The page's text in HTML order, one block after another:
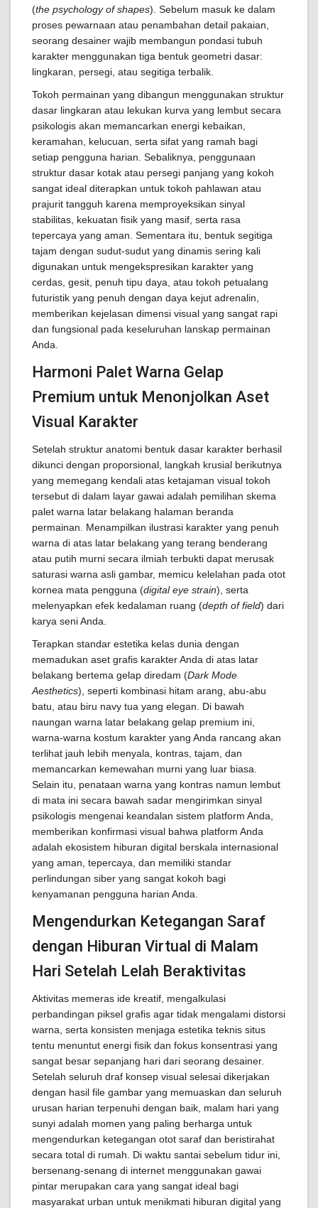
(the psychology of shapes). Sebelum masuk ke dalam
proses pewarnaan atau penambahan detail pakaian,
seorang desainer wajib membangun pondasi tubuh
karakter menggunakan tiga bentuk geometri dasar:
lingkaran, persegi, atau segitiga terbalik.
Tokoh permainan yang dibangun menggunakan struktur
dasar lingkaran atau lekukan kurva yang lembut secara
psikologis akan memancarkan energi kebaikan,
keramahan, kelucuan, serta sifat yang ramah bagi
setiap pengguna harian. Sebaliknya, penggunaan
struktur dasar kotak atau persegi panjang yang kokoh
sangat ideal diterapkan untuk tokoh pahlawan atau
prajurit tangguh karena memproyeksikan sinyal
stabilitas, kekuatan fisik yang masif, serta rasa
tepercaya yang aman. Sementara itu, bentuk segitiga
tajam dengan sudut-sudut yang dinamis sering kali
digunakan untuk mengekspresikan karakter yang
cerdas, gesit, penuh tipu daya, atau tokoh petualang
futuristik yang penuh dengan daya kejut adrenalin,
memberikan kejelasan dimensi visual yang sangat rapi
dan fungsional pada keseluruhan lanskap permainan
Anda.
Harmoni Palet Warna Gelap
Premium untuk Menonjolkan Aset
Visual Karakter
Setelah struktur anatomi bentuk dasar karakter berhasil
dikunci dengan proporsional, langkah krusial berikutnya
yang memegang kendali atas ketajaman visual tokoh
tersebut di dalam layar gawai adalah pemilihan skema
palet warna latar belakang halaman beranda
permainan. Menampilkan ilustrasi karakter yang penuh
warna di atas latar belakang yang terang benderang
atau putih murni secara ilmiah terbukti dapat merusak
saturasi warna asli gambar, memicu kelelahan pada otot
kornea mata pengguna (digital eye strain), serta
melenyapkan efek kedalaman ruang (depth of field) dari
karya seni Anda.
Terapkan standar estetika kelas dunia dengan
memadukan aset grafis karakter Anda di atas latar
belakang bertema gelap diredam (Dark Mode
Aesthetics), seperti kombinasi hitam arang, abu-abu
batu, atau biru navy tua yang elegan. Di bawah
naungan warna latar belakang gelap premium ini,
warna-warna kostum karakter yang Anda rancang akan
terlihat jauh lebih menyala, kontras, tajam, dan
memancarkan kemewahan murni yang luar biasa.
Selain itu, penataan warna yang kontras namun lembut
di mata ini secara bawah sadar mengirimkan sinyal
psikologis mengenai keandalan sistem platform Anda,
memberikan konfirmasi visual bahwa platform Anda
adalah ekosistem hiburan digital berskala internasional
yang aman, tepercaya, dan memiliki standar
perlindungan siber yang sangat kokoh bagi
kenyamanan pengguna harian Anda.
Mengendurkan Ketegangan Saraf
dengan Hiburan Virtual di Malam
Hari Setelah Lelah Beraktivitas
Aktivitas memeras ide kreatif, mengalkulasi
perbandingan piksel grafis agar tidak mengalami distorsi
warna, serta konsisten menjaga estetika teknis situs
tentu menuntut energi fisik dan fokus konsentrasi yang
sangat besar sepanjang hari dari seorang desainer.
Setelah seluruh draf konsep visual selesai dikerjakan
dengan hasil file gambar yang memuaskan dan seluruh
urusan harian terpenuhi dengan baik, malam hari yang
sunyi adalah momen yang paling berharga untuk
mengendurkan ketegangan otot saraf dan beristirahat
secara total di rumah. Di waktu santai sebelum tidur ini,
bersenang-senang di internet menggunakan gawai
pintar merupakan cara yang sangat ideal bagi
masyarakat urban untuk menikmati hiburan digital yang